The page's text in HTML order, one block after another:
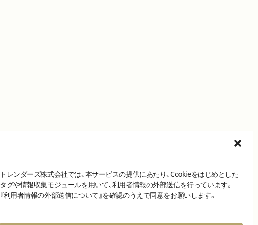
トレンダーズ株式会社では、本サービスの提供にあたり、Cookieをはじめとした
タグや情報収集モジュールを用いて、利用者情報の外部送信を行っています。
『利用者情報の外部送信について』を確認のうえで同意をお願いします。